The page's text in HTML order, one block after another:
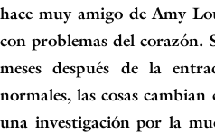
hace muy amigo deAmy
con problemas del corazón.
meses después de la
normales, las cosas cambian
una investigación por la